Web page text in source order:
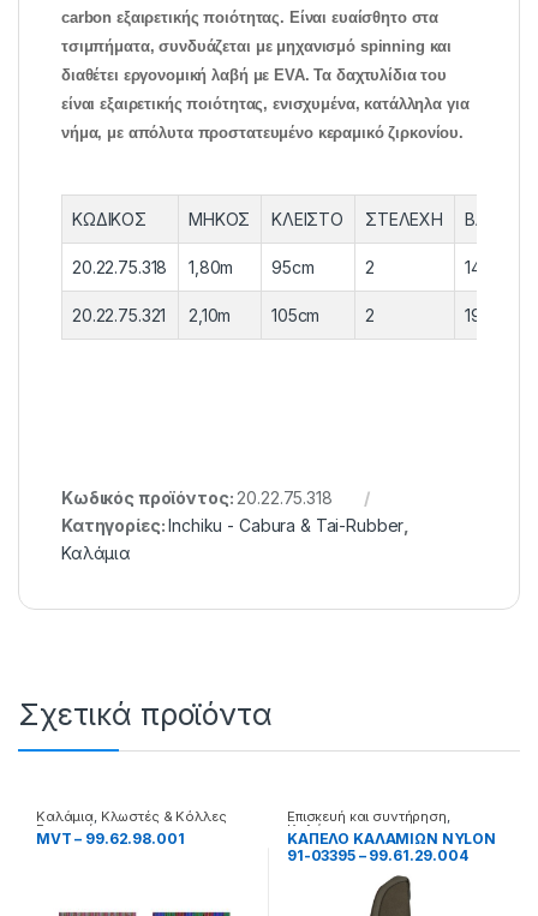
carbon εξαιρετικής ποιότητας. Είναι ευαίσθητο στα
τσιμπήματα, συνδυάζεται με μηχανισμό spinning και
διαθέτει εργονομική λαβή με EVA. Τα δαχτυλίδια του
είναι εξαιρετικής ποιότητας, ενισχυμένα, κατάλληλα για
νήμα, με απόλυτα προστατευμένο κεραμικό ζιρκονίου.
ΚΩΔΙΚΟΣ ΜΗΚΟΣ ΚΛΕΙΣΤΟ ΣΤΕΛΕΧΗ ΒΑΡΟΣ
20.22.75.318 1,80m 95cm 2 140gr
20.22.75.321 2,10m 105cm 2 190gr
Κωδικός προϊόντος: 20.22.75.318
Κατηγορίες:Inchiku - Cabura & Tai-Rubber
Καλάμια
Σχετικά προϊόντα
Καλάμια, Κλωστές & Κόλλες
Επισκευής
MVT – 99.62.98.001
Επισκευή και συντήρηση,
Καλάμια
ΚΑΠΕΛΟ ΚΑΛΑΜΙΩΝ NYLON
91-03395 – 99.61.29.004